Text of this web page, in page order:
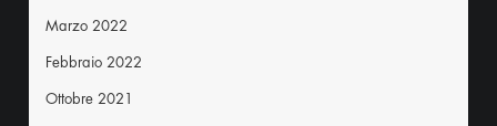
Marzo 2022
Febbraio 2022
Ottobre 2021